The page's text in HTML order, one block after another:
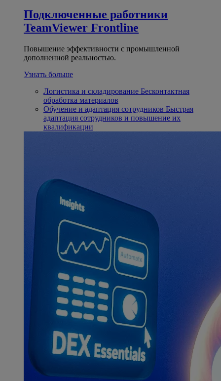
Подключенные работники
TeamViewer Frontline
Повышение эффективности с промышленной
дополненной реальностью.
Узнать больше
Логистика и складирование Бесконтактная
обработка материалов
Обучение и адаптация сотрудников Быстрая
адаптация сотрудников и повышение их
квалификации